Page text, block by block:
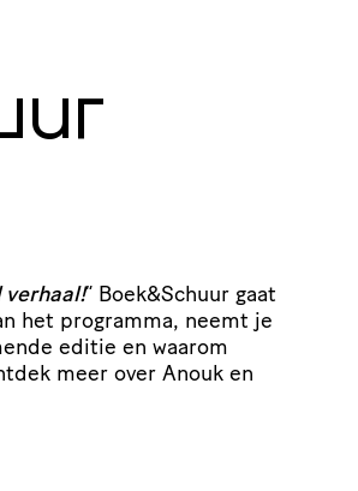
” Boek&Schuur gaat
het programma, neemt je
editie en waarom
meer over Anouk en